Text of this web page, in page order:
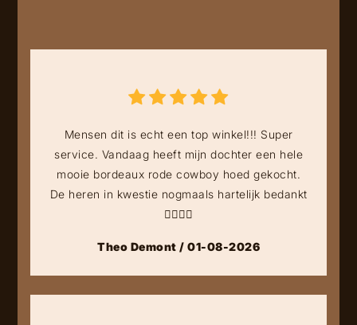
Mensen dit is echt een top winkel!!! Super
service. Vandaag heeft mijn dochter een hele
mooie bordeaux rode cowboy hoed gekocht.
De heren in kwestie nogmaals hartelijk bedankt
👍🏻👍🏻
Theo Demont / 01-08-2026